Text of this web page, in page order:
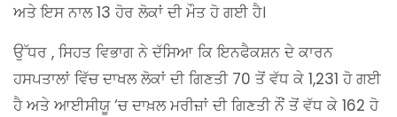
ਅਤੇ ਇਸ ਨਾਲ 13 ਹੋਰ ਲੋਕਾਂ ਦੀ ਮੌਤ ਹੋ ਗਈ ਹੈ।
ਉੱਧਰ , ਸਿਹਤ ਵਿਭਾਗ ਨੇ ਦੱਸਿਆ ਕਿ ਇਨਫੈਕਸ਼ਨ ਦੇ ਕਾਰਨ
ਹਸਪਤਾਲਾਂ ਵਿੱਚ ਦਾਖਲ ਲੋਕਾਂ ਦੀ ਗਿਣਤੀ 70 ਤੋਂ ਵੱਧ ਕੇ 1,231 ਹੋ ਗਈ
ਹੈ ਅਤੇ ਆਈਸੀਯੂ ‘ਚ ਦਾਖ਼ਲ ਮਰੀਜ਼ਾਂ ਦੀ ਗਿਣਤੀ ਨੌਂ ਤੋਂ ਵੱਧ ਕੇ 162 ਹੋ